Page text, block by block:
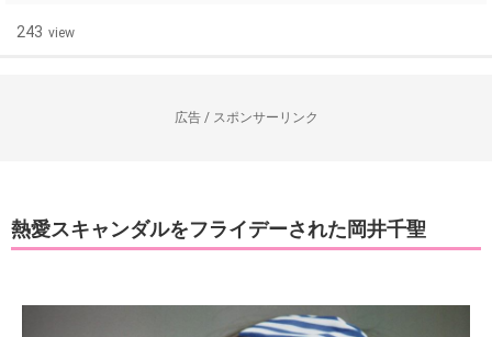
243 view
広告 / スポンサーリンク
熱愛スキャンダルをフライデーされた岡井千聖